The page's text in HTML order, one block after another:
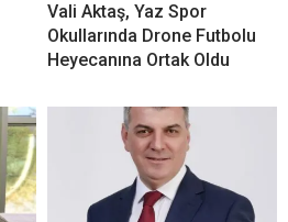
Vali Aktaş, Yaz Spor
Okullarında Drone Futbolu
Heyecanına Ortak Oldu